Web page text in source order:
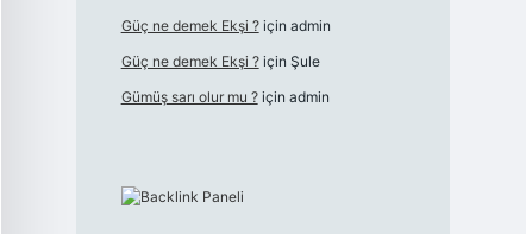
Güç ne demek Ekşi ?için admin
Güç ne demek Ekşi ?için Şule
Gümüş sarı olur mu ?için admin